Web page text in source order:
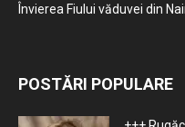
Învierea Fiului văduvei din
POSTĂRI POPULARE